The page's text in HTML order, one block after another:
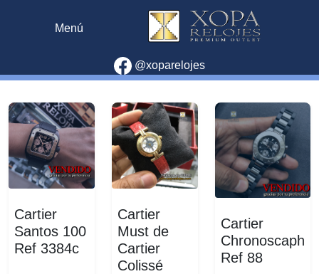
Menú
@xoparelojes
Cartier
Santos 100
Ref 3384c
Cartier
Must de
Cartier
Colissé
Cartier
Chronoscaph
Ref 88